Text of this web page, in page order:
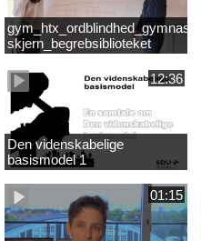
skjern_begrebsiblioteket
12:36
Den videnskabelige
basismodel 1
01:15